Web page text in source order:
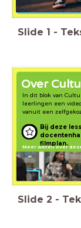
Slide 1 -
In dit blok van
leerlingen een
vanuit een
Over
Bij deze
filmplan.
Meer weten over
Slide 2 -